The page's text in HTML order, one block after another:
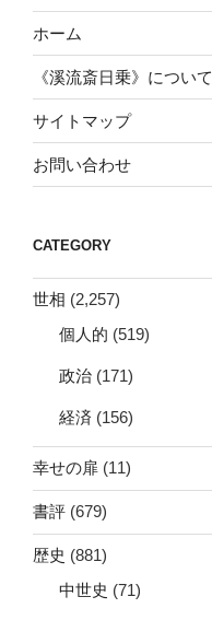
ホーム
《溪流斎日乗》について
サイトマップ
お問い合わせ
CATEGORY
世相 (2,257)
個人的 (519)
政治 (171)
経済 (156)
幸せの扉 (11)
書評 (679)
歴史 (881)
中世史 (71)